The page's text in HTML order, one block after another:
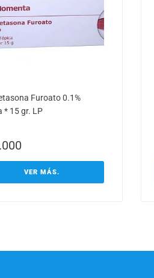
Furoato 0.1%
* 15 gr. LP
VER MÁS.